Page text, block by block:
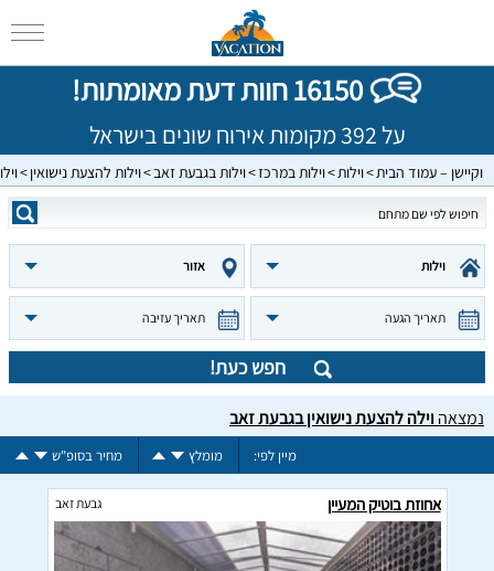
16150 חוות דעת מאומתות!
על 392 מקומות אירוח שונים בישראל
וקיישן – עמוד הבית וילות וילות במרכז וילות בגבעת זאב וילות להצעת נישואין
וילות אזור
תאריך הגעה תאריך עזיבה
חפש כעת!
נמצאהוילה להצעת נישואין בגבעת זאב
מיין לפי: מומלץ מחיר בסופ"ש
אחוזת בוטיק המעיין גבעת זאב